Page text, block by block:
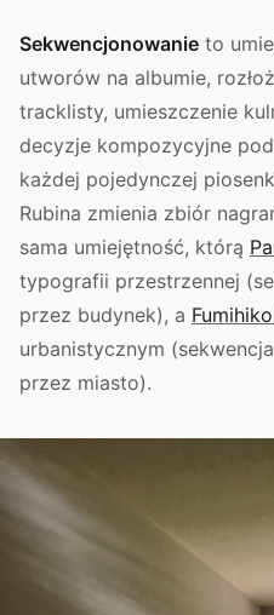
Sekwencjonowanie to
utworów na albumie,
tracklisty, umieszczenie
decyzje kompozycyjne
każdej pojedynczej
Rubina zmienia zbiór
sama umiejętność, którą
typografii przestrzennej
przez budynek), a
urbanistycznym
przez miasto).